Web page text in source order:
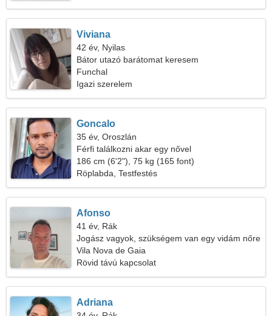
Viviana
42 év, Nyilas
Bátor utazó barátomat keresem
Funchal
Igazi szerelem
Goncalo
35 év, Oroszlán
Férfi találkozni akar egy nővel
186 cm (6'2"), 75 kg (165 font)
Röplabda, Testfestés
Afonso
41 év, Rák
Jogász vagyok, szükségem van egy vidám nőre
Vila Nova de Gaia
Rövid távú kapcsolat
Adriana